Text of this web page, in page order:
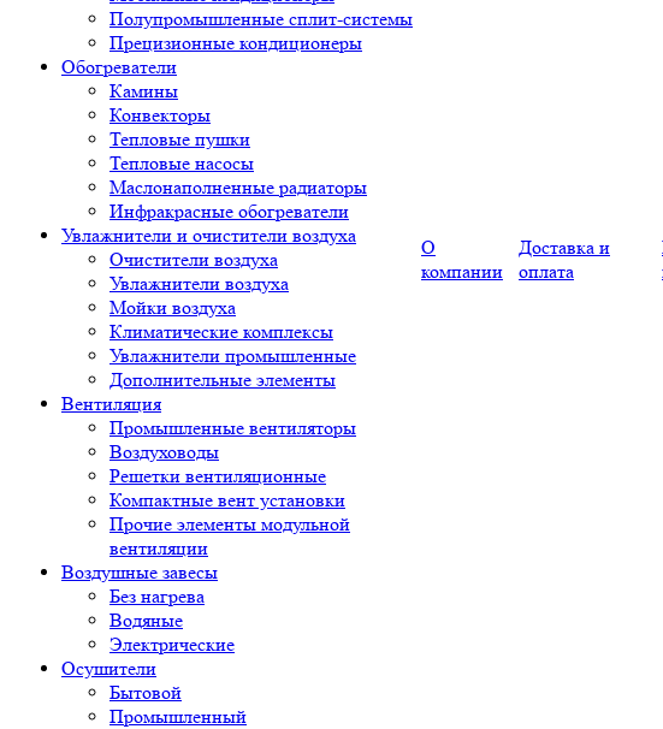
Полупромышленные сплит-системы
Прецизионные кондиционеры
Обогреватели
Камины
Конвекторы
Тепловые пушки
Тепловые насосы
Маслонаполненные радиаторы
Инфракрасные обогреватели
Увлажнители и очистители воздуха
Очистители воздуха
Увлажнители воздуха
Мойки воздуха
Климатические комплексы
Увлажнители промышленные
Дополнительные элементы
Вентиляция
Промышленные вентиляторы
Воздуховоды
Решетки вентиляционные
Компактные вент установки
Прочие элементы модульной
вентиляции
Воздушные завесы
Без нагрева
Водяные
Электрические
Осушители
Бытовой
Промышленный
О
компании
Доставка и
оплата